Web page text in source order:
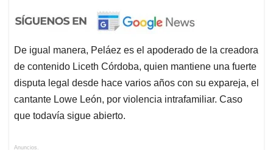
De igual manera, Peláez es el apoderado de la creadora
de contenido Liceth Córdoba, quien mantiene una fuerte
disputa legal desde hace varios años con su expareja, el
cantante Lowe León, por violencia intrafamiliar. Caso
que todavía sigue abierto.
Anuncios.